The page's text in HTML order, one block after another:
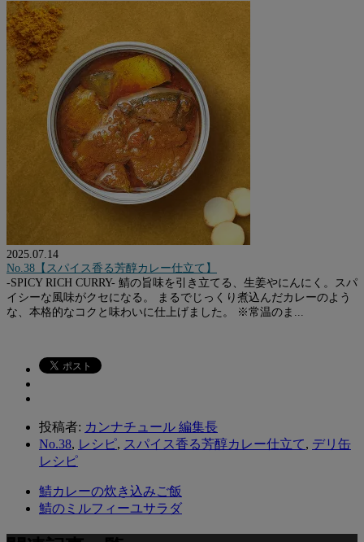
2025.07.14
No.38【スパイス香る芳醇カレー仕立て】
-SPICY RICH CURRY- 鯖の旨味を引き立てる、生姜やにんにく。スパ
イシーな風味がクセになる。 まるでじっくり煮込んだカレーのよう
な、本格的なコクと味わいに仕上げました。 ※常温のま...
投稿者: カンナチュール 編集長
No.38, レシピ, スパイス香る芳醇カレー仕立て, デリ缶
レシピ
鯖カレーの炊き込みご飯
鯖のミルフィーユサラダ